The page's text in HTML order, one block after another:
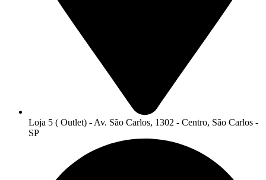
Loja 5 ( Outlet) - Av. São Carlos, 1302 - Centro, São Carlos -
SP